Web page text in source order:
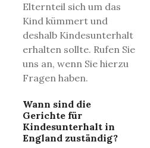
Elternteil sich um das
Kind kümmert und
deshalb Kindesunterhalt
erhalten sollte. Rufen Sie
uns an, wenn Sie hierzu
Fragen haben.
Wann sind die
Gerichte für
Kindesunterhalt in
England zuständig?